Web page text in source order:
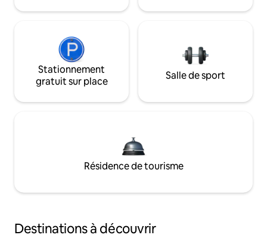
Stationnement
gratuit sur place
Salle de sport
Résidence de tourisme
Destinations à découvrir